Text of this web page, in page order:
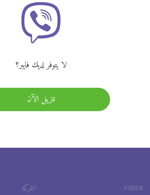
لا يتوفر لديك فايبر؟
تنزيل الآن
VIBER الشركة